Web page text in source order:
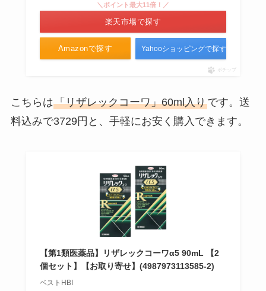
由は？トイレ詰まったって本当？
つけたまま寝るとどうなる？
レノアリセットの微香が販売終
わりになる商品はある？
などをチェック！
Amazonで探す
＼ポイント最大11倍！／
楽天市場で探す
Yahooショッピングで探す
ポチップ
こちらは「リザレックコーワ」60ml入りです。送
料込みで3729円と、手軽にお安く購入できます。
【第1類医薬品】リザレックコーワα5 90mL 【2
個セット】【お取り寄せ】(4987973113585-2)
ベストHBI